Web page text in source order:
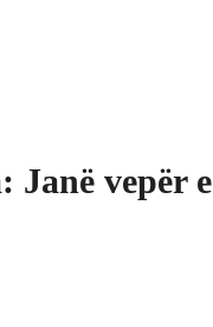
Janë vepër e